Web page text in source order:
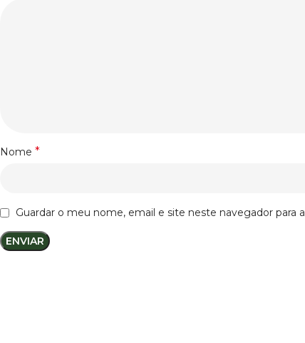
Nome *
Guardar o meu nome, email e site neste navegador para